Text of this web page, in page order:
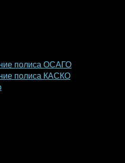
полиса ОСАГО
полиса КАСКО